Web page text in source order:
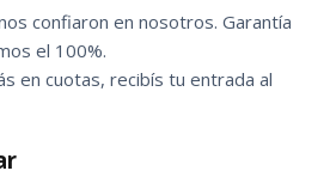
confiaron en nosotros. Garantía
el 100%.
en cuotas, recibís tu entrada al